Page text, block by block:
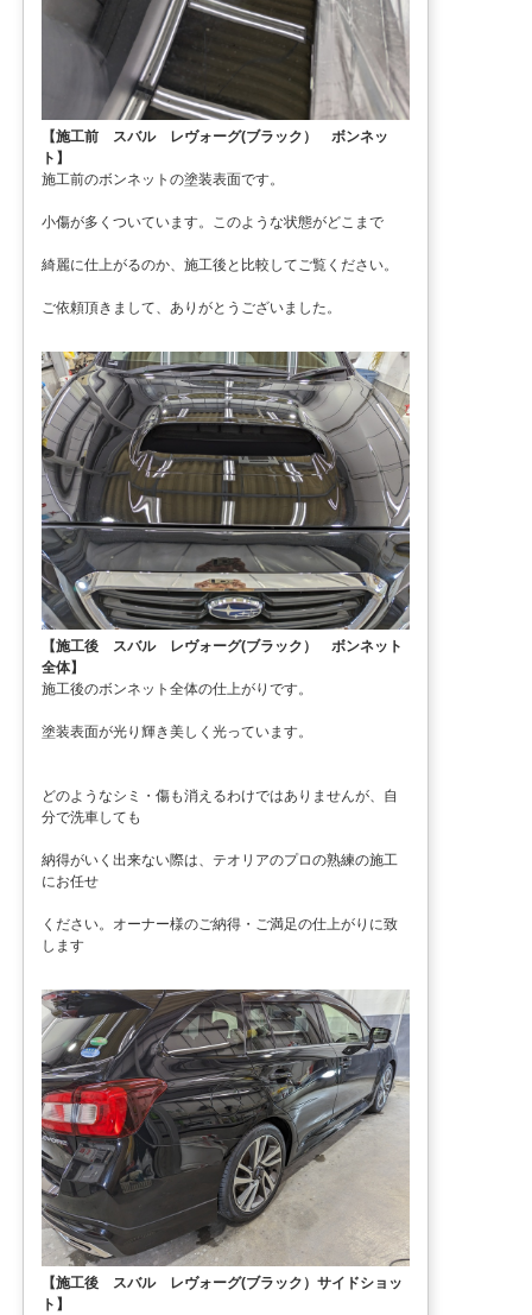
【施工前 スバル レヴォーグ(ブラック） ボンネッ
ト】
施工前のボンネットの塗装表面です。
小傷が多くついています。このような状態がどこまで
綺麗に仕上がるのか、施工後と比較してご覧ください。
ご依頼頂きまして、ありがとうございました。
【施工後 スバル レヴォーグ(ブラック） ボンネット
全体】
施工後のボンネット全体の仕上がりです。
塗装表面が光り輝き美しく光っています。
どのようなシミ・傷も消えるわけではありませんが、自
分で洗車しても
納得がいく出来ない際は、テオリアのプロの熟練の施工
にお任せ
ください。オーナー様のご納得・ご満足の仕上がりに致
します
【施工後 スバル レヴォーグ(ブラック）サイドショッ
ト】